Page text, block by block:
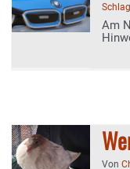
Am
Von